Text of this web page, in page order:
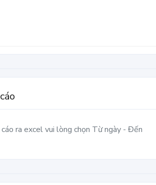
ra excel vui lòng chọn Từ ngày - Đến